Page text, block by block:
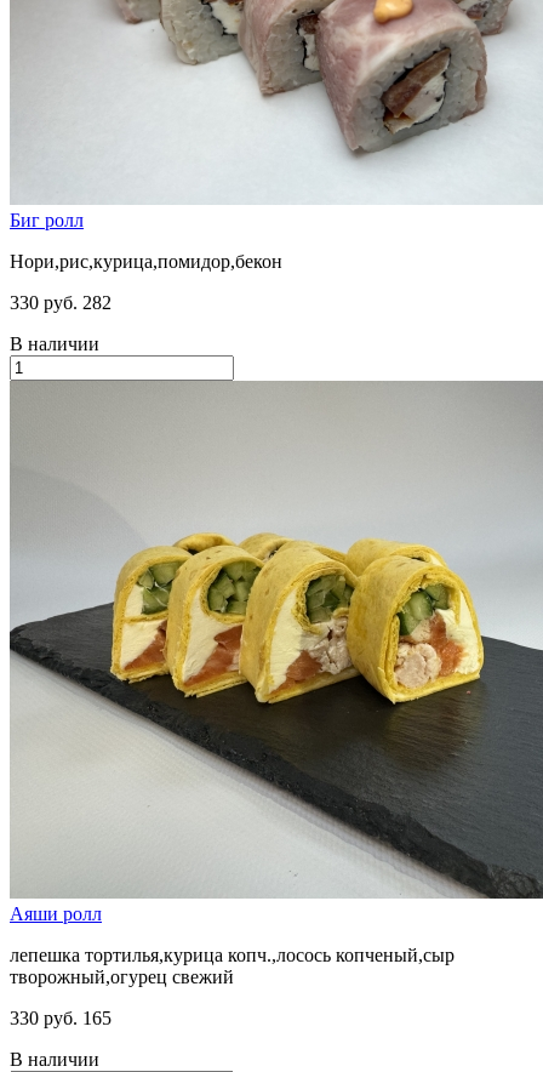
Биг ролл
Нори,рис,курица,помидор,бекон
330 руб. 282
В наличии
Аяши ролл
лепешка тортилья,курица копч.,лосось копченый,сыр
творожный,огурец свежий
330 руб. 165
В наличии